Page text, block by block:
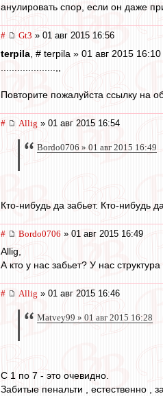
анулировать спор, если он даже
# Gt3 » 01 авг 2015 16:56
terpila , # terpila » 01 авг 2015 16:10
Повторите пожалуйста ссылку на
# Allig » 01 авг 2015 16:54
Bordo0706 » 01 авг 2015 16:49
Кто-нибудь да забьет. Кто-нибудь
# Bordo0706 » 01 авг 2015 16:49
Allig,
А кто у нас забьет? У нас
# Allig » 01 авг 2015 16:46
Matvey99 » 01 авг 2015 16:28
С 1 по 7 - это очевидно.
Забитые пенальти , естественно ,